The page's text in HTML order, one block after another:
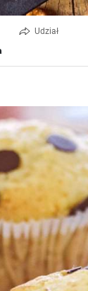
Udział